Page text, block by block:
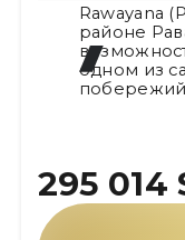
Rawayana
районе
одном из
побережий
295 014